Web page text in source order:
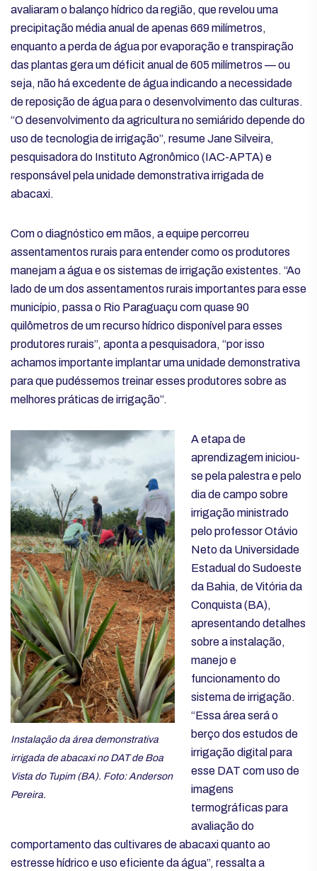
avaliaram o balanço hídrico da região, que revelou uma
precipitação média anual de apenas 669 milímetros,
enquanto a perda de água por evaporação e transpiração
das plantas gera um déficit anual de 605 milímetros — ou
seja, não há excedente de água indicando a necessidade
de reposição de água para o desenvolvimento das culturas.
“O desenvolvimento da agricultura no semiárido depende do
uso de tecnologia de irrigação”, resume Jane Silveira,
pesquisadora do Instituto Agronômico (IAC-APTA) e
responsável pela unidade demonstrativa irrigada de
abacaxi.
Com o diagnóstico em mãos, a equipe percorreu
assentamentos rurais para entender como os produtores
manejam a água e os sistemas de irrigação existentes. “Ao
lado de um dos assentamentos rurais importantes para esse
município, passa o Rio Paraguaçu com quase 90
quilômetros de um recurso hídrico disponível para esses
produtores rurais”, aponta a pesquisadora, “por isso
achamos importante implantar uma unidade demonstrativa
para que pudéssemos treinar esses produtores sobre as
melhores práticas de irrigação”.
Instalação da área demonstrativa
irrigada de abacaxi no DAT de Boa
Vista do Tupim (BA). Foto: Anderson
Pereira.
A etapa de
aprendizagem iniciou-
se pela palestra e pelo
dia de campo sobre
irrigação ministrado
pelo professor Otávio
Neto da Universidade
Estadual do Sudoeste
da Bahia, de Vitória da
Conquista (BA),
apresentando detalhes
sobre a instalação,
manejo e
funcionamento do
sistema de irrigação.
“Essa área será o
berço dos estudos de
irrigação digital para
esse DAT com uso de
imagens
termográficas para
avaliação do
comportamento das cultivares de abacaxi quanto ao
estresse hídrico e uso eficiente da água”, ressalta a